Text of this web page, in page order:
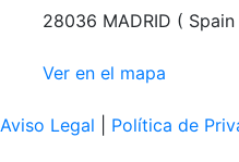
28036 MADRID ( Spain
Ver en el mapa
Aviso Legal Política de